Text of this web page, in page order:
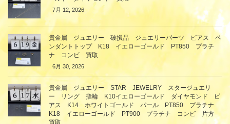
7月 12, 2026
貴金属 ジュエリー 破損品 ジュエリーパーツ ピアス ペ
ンダントトップ K18 イエローゴールド PT850 プラチ
ナ コンビ 買取
6月 30, 2026
貴金属 ジュエリー STAR JEWELRY スタージュエリ
ー リング 指輪 K10イエローゴールド ダイヤモンド ピ
アス K14 ホワイトゴールド パール PT850 プラチナ
K18 イエローゴールド PT900 プラチナ コンビ 片方